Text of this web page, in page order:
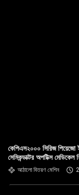
কেপিএস২০০০ সিরিজ পিয়েজো
সেমিকন্ডাক্টর অপটিক্স মেডিকেল
আঠালো বিতরণ মেশিন